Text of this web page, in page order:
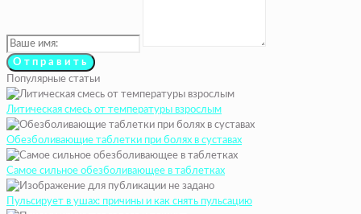
Популярные статьи
Литическая смесь от температуры взрослым
Обезболивающие таблетки при болях в суставах
Самое сильное обезболивающее в таблетках
Пульсирует в ушах: причины и как снять пульсацию